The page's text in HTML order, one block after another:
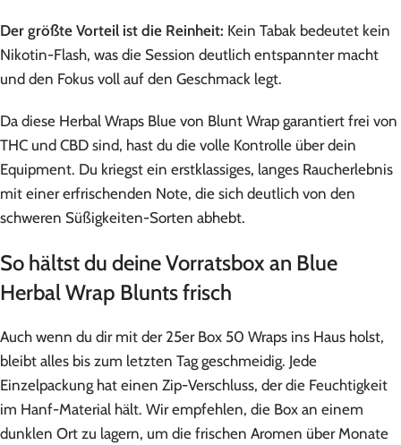
Der größte Vorteil ist die Reinheit: Kein Tabak bedeutet kein
Nikotin-Flash, was die Session deutlich entspannter macht
und den Fokus voll auf den Geschmack legt.
Da diese Herbal Wraps Blue von Blunt Wrap garantiert frei von
THC und CBD sind, hast du die volle Kontrolle über dein
Equipment. Du kriegst ein erstklassiges, langes Raucherlebnis
mit einer erfrischenden Note, die sich deutlich von den
schweren Süßigkeiten-Sorten abhebt.
So hältst du deine Vorratsbox an Blue
Herbal Wrap Blunts frisch
Auch wenn du dir mit der 25er Box 50 Wraps ins Haus holst,
bleibt alles bis zum letzten Tag geschmeidig. Jede
Einzelpackung hat einen Zip-Verschluss, der die Feuchtigkeit
im Hanf-Material hält. Wir empfehlen, die Box an einem
dunklen Ort zu lagern, um die frischen Aromen über Monate